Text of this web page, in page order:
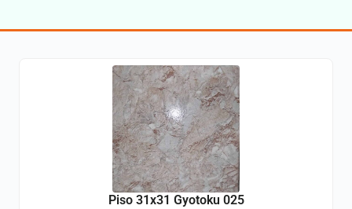
Piso 31x31 Gyotoku 025